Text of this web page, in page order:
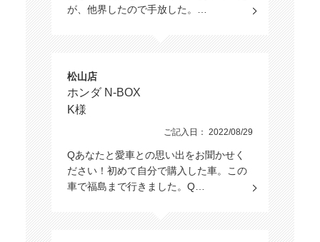
が、他界したので手放した。…
松山店
ホンダ N-BOX
K様
ご記入日： 2022/08/29
Qあなたと愛車との思い出をお聞かせく
ださい！初めて自分で購入した車。この
車で福島まで行きました。Q…